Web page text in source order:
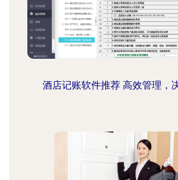
酒店记账软件推荐 高效管理，